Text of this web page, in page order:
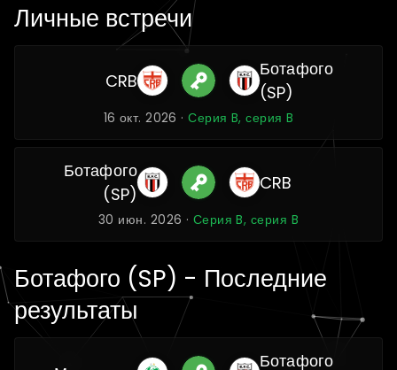
Личные встречи
CRB
Ботафого
(SP)
16 окт. 2026 ·Серия B, серия B
Ботафого
(SP)
CRB
30 июн. 2026 · Серия B, серия B
Ботафого (SP) - Последние
результаты
Ботафого